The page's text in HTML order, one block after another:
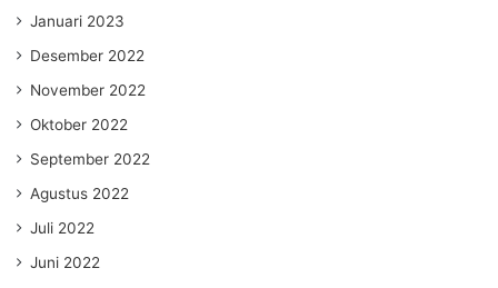
Januari 2023
Desember 2022
November 2022
Oktober 2022
September 2022
Agustus 2022
Juli 2022
Juni 2022